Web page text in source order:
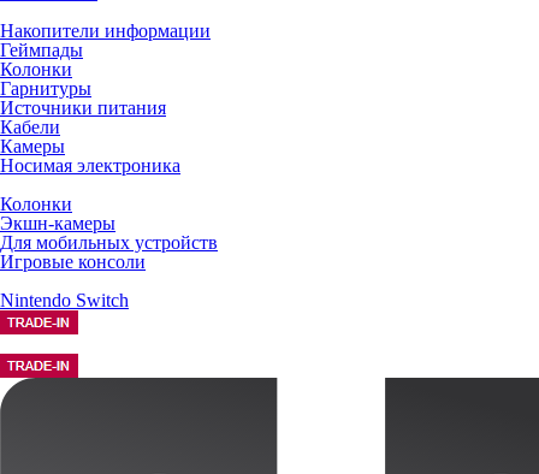
Накопители информации
Геймпады
Колонки
Гарнитуры
Источники питания
Кабели
Камеры
Носимая электроника
Колонки
Экшн-камеры
Для мобильных устройств
Игровые консоли
Nintendo Switch